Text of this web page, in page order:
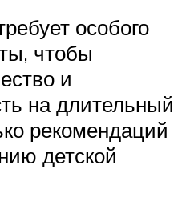
особого
чтобы
и
на длительный
рекомендаций
детской